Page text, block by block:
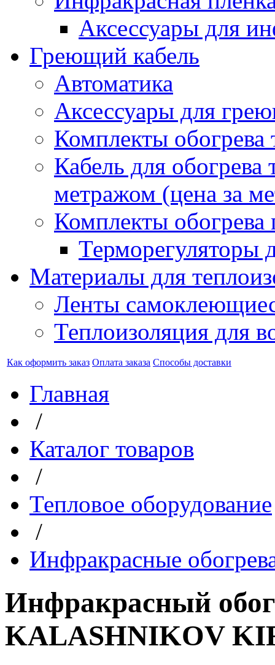
Аксессуары для
Греющий кабель
Автоматика
Аксессуары для
Комплекты обогрева
Кабель для обогрева
метражом (цена за
Комплекты обогрева
Терморегуляторы
Материалы для
Ленты
Теплоизоляция для
Как оформить заказ Оплата заказа Способы доставки
Главная
/
Каталог товаров
/
Тепловое оборудование
/
Инфракрасные
Инфракрасный
KALASHNIKOV